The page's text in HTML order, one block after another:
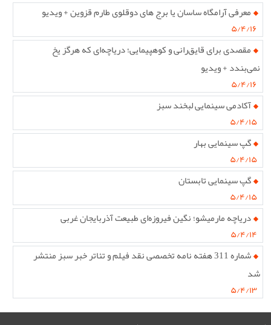
معرفی آرامگاه ساسان یا برج های دوقلوی طارم قزوین + ویدیو
۵/۴/۱۶
مقصدی برای قایق‌رانی و کوهپیمایی؛ دریاچه‌ای که هرگز یخ
نمی‌بندد + ویدیو
۵/۴/۱۶
آکادمی سینمایی لبخند سبز
۵/۴/۱۵
گپ سینمایی بهار
۵/۴/۱۵
گپ سینمایی تابستان
۵/۴/۱۵
دریاچه مارمیشو؛ نگین فیروزه‌ای طبیعت آذربایجان غربی
۵/۴/۱۴
شماره 311 هفته نامه تخصصی نقد فیلم و تئاتر خبر سبز منتشر
شد
۵/۴/۱۳